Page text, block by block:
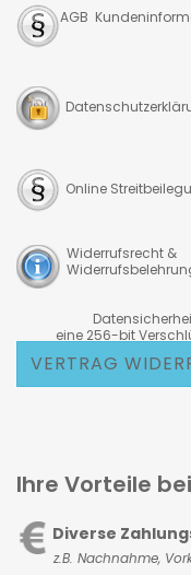
AGB
Online
Widerrufsrecht &
eine 256-bit
VERTRAG
Ihre Vorteile
Diverse
z.B. Nachnahme,